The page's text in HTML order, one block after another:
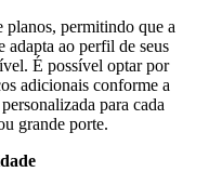
planos, permitindo que a
adapta ao perfil de seus
É possível optar por
adicionais conforme a
para cada
grande porte.